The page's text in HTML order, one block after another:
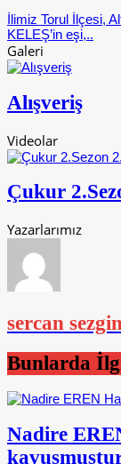
İlimiz Torul İlçesi,
KELEŞ’in eşi,..
Galeri
Alışveriş
Videolar
Çukur
Yazarlarımız
sercan sezgin
Bunlarda
Nadire